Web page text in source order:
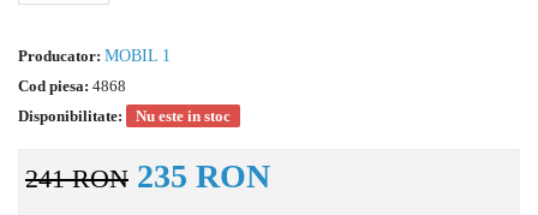
Producator: MOBIL 1
Cod piesa: 4868
Disponibilitate:
Nu este in stoc
241 RON 235 RON